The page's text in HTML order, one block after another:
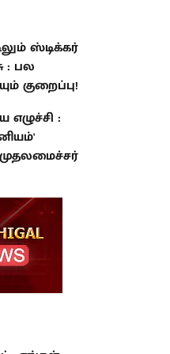
ஸ்டிக்கர்
: பல
குறைப்பு!
எழுச்சி :